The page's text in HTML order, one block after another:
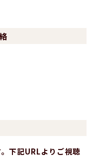
下記URLよりご視聴